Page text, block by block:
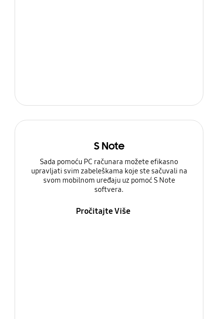
S Note
Sada pomoću PC računara možete efikasno
upravljati svim zabeleškama koje ste sačuvali na
svom mobilnom uređaju uz pomoć S Note
softvera.
Pročitajte Više